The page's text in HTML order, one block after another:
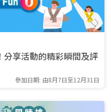
分享活動的精彩瞬間及評
參加日期: 由8月7日至12月31日